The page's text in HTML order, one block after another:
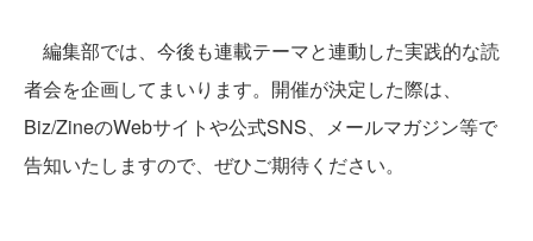
編集部では、今後も連載テーマと連動した実践的な読
者会を企画してまいります。開催が決定した際は、
Biz/ZineのWebサイトや公式SNS、メールマガジン等で
告知いたしますので、ぜひご期待ください。